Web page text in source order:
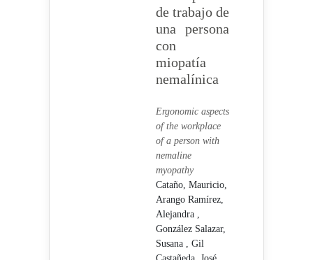
de trabajo de
una persona
con
miopatía
nemalínica
Ergonomic aspects
of the workplace
of a person with
nemaline
myopathy
Cataño, Mauricio,
Arango Ramírez,
Alejandra ,
González Salazar,
Susana , Gil